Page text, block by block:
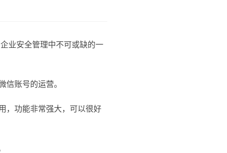
业安全管理中不可或缺的一
信账号的运营。
，功能非常强大，可以很好